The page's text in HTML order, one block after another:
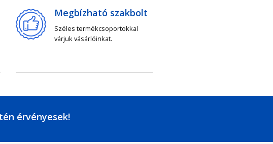
Megbízható szakbolt
Széles termékcsoportokkal
várjuk vásárlóinkat.
érvényesek!